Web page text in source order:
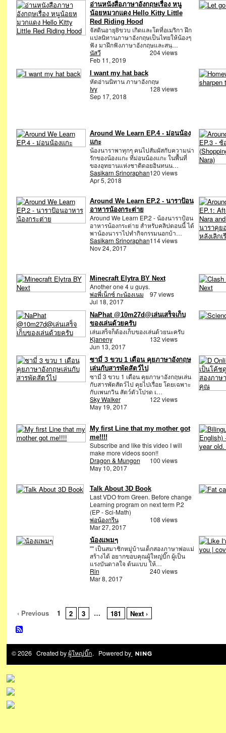
อ่านหนังสือภาษาอังกฤษเรื่อง หนู
น้อยหมวกแดง Hello Kitty Little
Red Riding Hood
จัสตินอายุ8ขวบ เกิดและโตที่อเมริกา ฝึก
แปลนิทานภาษาอังกฤษเป็นไทยให้น้องๆ
ฟัง มาฝึกฟังภาษาอังกฤษและสนุ…
นัสวี
Feb 11, 2019
204 views
I want my hat back
หัดอ่านนิทาน ภาษาอังกฤษ
Ivy
Sep 17, 2018
128 views
Around We Learn EP.4 - ม่อนน้อง
แกะ
น้องนาราพาทุกๆ คนไปสัมผัสกับความน่า
รักของน้องแกะ ที่ม่อนน้องแกะ ในพื้นที่
ของอุทยานแห่งชาติดอยอินทนน…
Sasikarn Srinoraphan
Apr 5, 2018
120 views
Around We Learn EP.2 - นาราป้อน
อาหารน้องกระต่าย
Around We Learn EP.2 - น้องนาราป้อน
อาหารน้องกระต่าย สำหรับคลิปตอนนี้ ได้
พาน้องนาราไปทำกิจกรรมนอกบ้า…
Sasikarn Srinoraphan
Nov 24, 2017
114 views
Minecraft Elytra BY Next
Another one 4 u guys.
พ่อพี่เน็กซ์ กะน้องเนม
Jul 18, 2017
97 views
NaPhat @10m27d@เล่นเสร็จเก็บ
ของเล่นด้วยครับ
เล่นเสร็จก็ต้องเก็บของเล่นด้วยนะครับ
Kjaneny
Jun 13, 2017
132 views
ซามี่ 3 ขวบ 1 เดือน คุยภาษาอังกฤษ
เล่นกับสารพัดสัตว์ไป
ซามี่ 3 ขวบ 1 เดือน คุยภาษาอังกฤษเล่น
กับสารพัดสัตว์ไป คุยไปเรื่อย โดยเฉพาะ
กับเพนกวิน สัตว์ตัวโปรด เ…
Sky Walker
May 19, 2017
122 views
My first Line that my mother got
me!!!!
Subscribe and like this video I will
make more videos soon!!
Dragon & Mungon
May 10, 2017
100 views
Talk About 3D Book
Last VDO from Green. Before change
Learning program on next term P.2
(EP - Sci-Math)
พ่อน้องกรีน
Mar 27, 2017
108 views
น้องแพมๆ
"" เป็นสมาชิกหมู่บ้านเด็กสองภาษาพ่อแม่
สร้างได้ อยากขอบคุณผู้ใหญ่บิ๊ก ผู้เป็น
แรงบันดาลใจ ต้นแบบ ให้…
Rin
Mar 8, 2017
240 views
‹ Previous 1 2 3 … 181 Next ›
© 2026 Created byผู้ใหญ่บิ๊ก. Powered by